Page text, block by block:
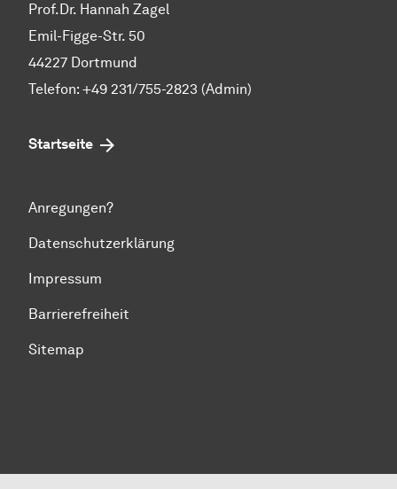
Prof.Dr. Hannah Zagel
Emil-Figge-Str. 50
44227 Dortmund
Telefon: +49 231/755-2823 (Admin)
Startseite
Anregungen?
Datenschutzerklärung
Impressum
Barrierefreiheit
Sitemap